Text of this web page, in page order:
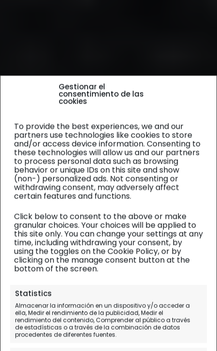
Gestionar el
consentimiento de las
cookies
To provide the best experiences, we and our
partners use technologies like cookies to store
and/or access device information. Consenting to
these technologies will allow us and our partners
to process personal data such as browsing
behavior or unique IDs on this site and show
(non-) personalized ads. Not consenting or
withdrawing consent, may adversely affect
certain features and functions.
Click below to consent to the above or make
granular choices. Your choices will be applied to
this site only. You can change your settings at any
time, including withdrawing your consent, by
using the toggles on the Cookie Policy, or by
clicking on the manage consent button at the
bottom of the screen.
Statistics
Almacenar la información en un dispositivo y/o acceder a
ella, Medir el rendimiento de la publicidad, Medir el
rendimiento del contenido, Comprender al público a través
de estadísticas o a través de la combinación de datos
procedentes de diferentes fuentes.
Qué ver en Windhoek en 1 día,
capital de Namibia